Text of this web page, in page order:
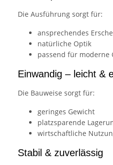
Die Ausführung sorgt für:
ansprechendes
natürliche Optik
passend für moderne
Einwandig – leicht &
Die Bauweise sorgt für:
geringes Gewicht
platzsparende
wirtschaftliche
Stabil & zuverlässig